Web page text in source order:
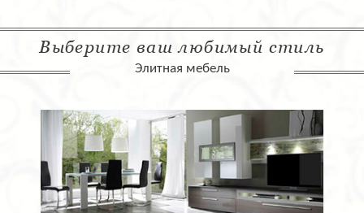
Выберите ваш любимый стиль
Элитная мебель